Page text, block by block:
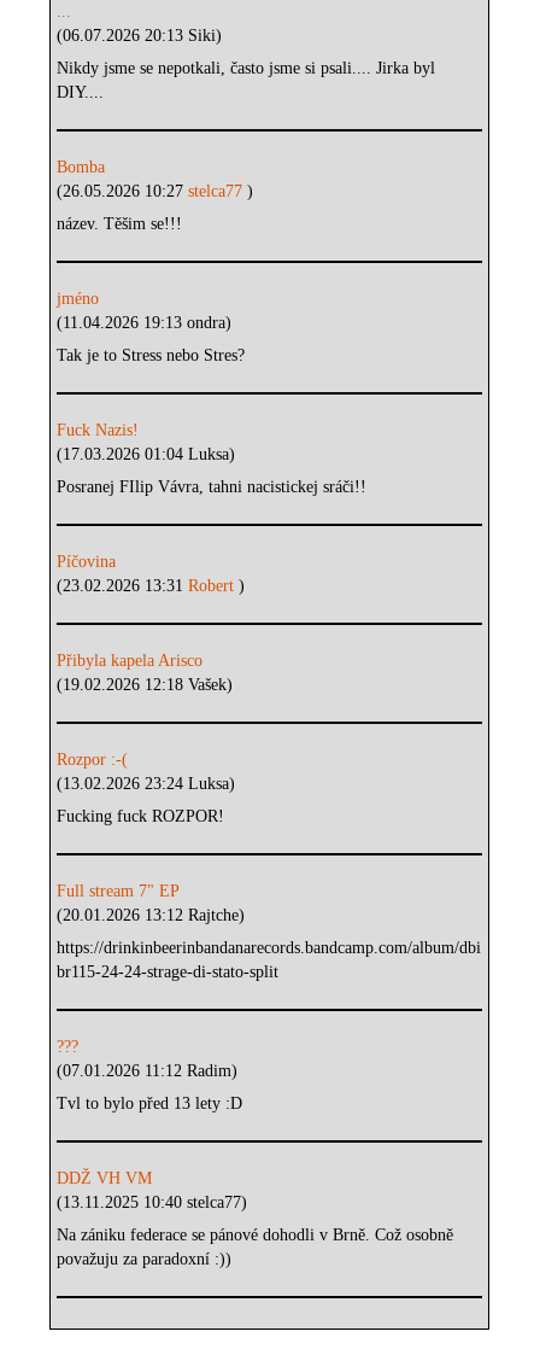
...
(06.07.2026 20:13 Siki)
Nikdy jsme se nepotkali, často jsme si psali.... Jirka byl
DIY....
Bomba
(26.05.2026 10:27stelca77)
název. Těšim se!!!
jméno
(11.04.2026 19:13 ondra)
Tak je to Stress nebo Stres?
Fuck Nazis!
(17.03.2026 01:04 Luksa)
Posranej FIlip Vávra, tahni nacistickej sráči!!
Píčovina
(23.02.2026 13:31Robert)
Přibyla kapela Arisco
(19.02.2026 12:18 Vašek)
Rozpor :-(
(13.02.2026 23:24 Luksa)
Fucking fuck ROZPOR!
Full stream 7" EP
(20.01.2026 13:12 Rajtche)
https://drinkinbeerinbandanarecords.bandcamp.com/album/dbi
br115-24-24-strage-di-stato-split
???
(07.01.2026 11:12 Radim)
Tvl to bylo před 13 lety :D
DDŽ VH VM
(13.11.2025 10:40 stelca77)
Na zániku federace se pánové dohodli v Brně. Což osobně
považuju za paradoxní :))